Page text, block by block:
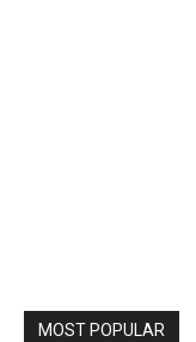
MOST POPULAR